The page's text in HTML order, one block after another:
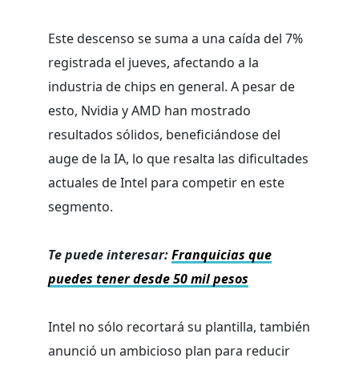
Este descenso se suma a una caída del 7%
registrada el jueves, afectando a la
industria de chips en general. A pesar de
esto, Nvidia y AMD han mostrado
resultados sólidos, beneficiándose del
auge de la IA, lo que resalta las dificultades
actuales de Intel para competir en este
segmento.
Te puede interesar:Franquicias que
puedes tener desde 50 mil pesos
Intel no sólo recortará su plantilla, también
anunció un ambicioso plan para reducir